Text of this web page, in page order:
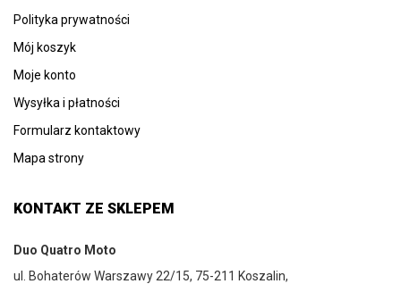
Polityka prywatności
Mój koszyk
Moje konto
Wysyłka i płatności
Formularz kontaktowy
Mapa strony
KONTAKT ZE SKLEPEM
Duo Quatro Moto
ul. Bohaterów Warszawy 22/15, 75-211 Koszalin,